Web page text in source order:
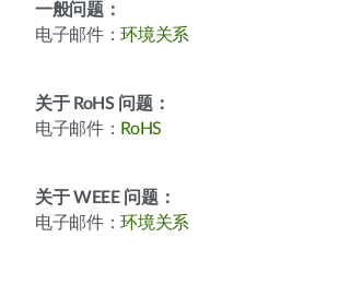
一般问题：
电子邮件：环境关系
关于 RoHS 问题：
电子邮件： RoHS
关于 WEEE 问题：
电子邮件：环境关系